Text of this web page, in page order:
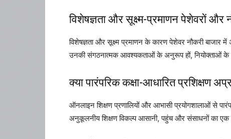
विशेषज्ञता और सूक्ष्म-प्रमाणन पेशेवरों और
विशेषज्ञता और सूक्ष्म प्रमाणन के कारण पेशेवर नौकरी बाजार
उनकी संगठनात्मक आवश्यकताओं के अनुरूप हों, नियोक्ताओं के
क्या पारंपरिक कक्षा-आधारित प्रशिक्षण
ऑनलाइन शिक्षण प्रणालियों और आभासी प्रयोगशालाओं से
अनुकूलनीय शिक्षण विकल्प आसानी, पहुंच और संसाधनों का